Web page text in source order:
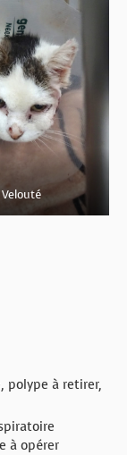
Velouté
polype à retirer,
à opérer